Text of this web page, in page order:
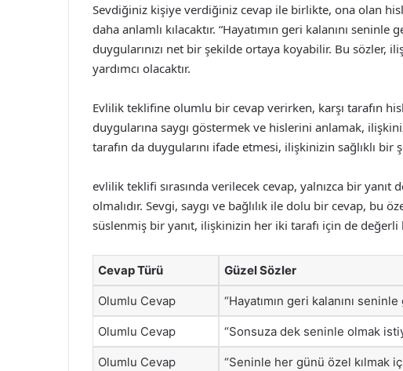
Sevdiğiniz kişiye verdiğiniz cevap ile birlikte, ona olan
daha anlamlı kılacaktır. “Hayatımın geri kalanını
duygularınızı net bir şekilde ortaya koyabilir. Bu sözler,
yardımcı olacaktır.
Evlilik teklifine olumlu bir cevap verirken, karşı tarafın
duygularına saygı göstermek ve hislerini anlamak,
tarafın da duygularını ifade etmesi, ilişkinizin sağlıklı bir
evlilik teklifi sırasında verilecek cevap, yalnızca bir
olmalıdır. Sevgi, saygı ve bağlılık ile dolu bir cevap, bu
süslenmiş bir yanıt, ilişkinizin her iki tarafı için de değerli
Cevap Türü Güzel Sözler
Olumlu Cevap “Hayatımın geri kalanını
Olumlu Cevap “Sonsuza dek seninle olmak
Olumlu Cevap “Seninle her günü özel kılmak